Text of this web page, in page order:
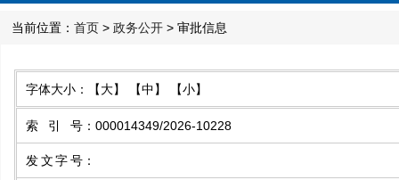
当前位置： 首页 > 政务公开 > 审批信息
字体大小： 【大】 【中】 【小】
索引号 ： 000014349/2026-10228
发文字号 ：